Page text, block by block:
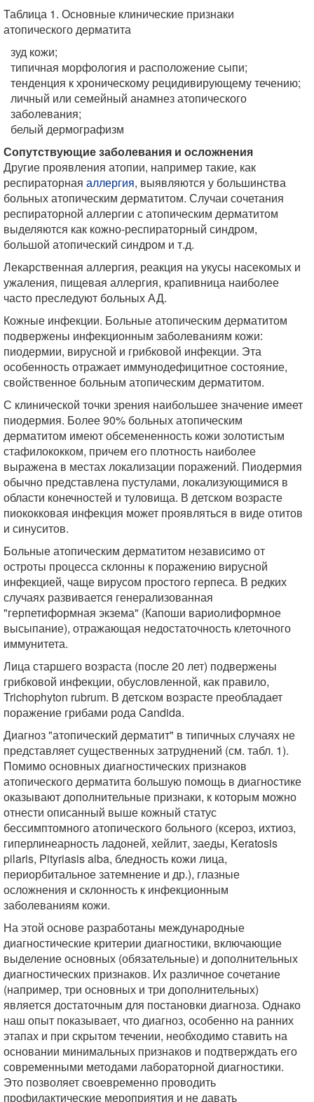
Таблица 1. Основные клинические признаки
атопического дерматита
зуд кожи;
типичная морфология и расположение сыпи;
тенденция к хроническому рецидивирующему течению;
личный или семейный анамнез атопического
заболевания;
белый дермографизм
Сопутствующие заболевания и осложнения
Другие проявления атопии, например такие, как
респираторная аллергия, выявляются у большинства
больных атопическим дерматитом. Случаи сочетания
респираторной аллергии с атопическим дерматитом
выделяются как кожно-респираторный синдром,
большой атопический синдром и т.д.
Лекарственная аллергия, реакция на укусы насекомых и
ужаления, пищевая аллергия, крапивница наиболее
часто преследуют больных АД.
Кожные инфекции. Больные атопическим дерматитом
подвержены инфекционным заболеваниям кожи:
пиодермии, вирусной и грибковой инфекции. Эта
особенность отражает иммунодефицитное состояние,
свойственное больным атопическим дерматитом.
С клинической точки зрения наибольшее значение имеет
пиодермия. Более 90% больных атопическим
дерматитом имеют обсемененность кожи золотистым
стафилококком, причем его плотность наиболее
выражена в местах локализации поражений. Пиодермия
обычно представлена пустулами, локализующимися в
области конечностей и туловища. В детском возрасте
пиококковая инфекция может проявляться в виде отитов
и синуситов.
Больные атопическим дерматитом независимо от
остроты процесса склонны к поражению вирусной
инфекцией, чаще вирусом простого герпеса. В редких
случаях развивается генерализованная
"герпетиформная экзема" (Капоши вариолиформное
высыпание), отражающая недостаточность клеточного
иммунитета.
Лица старшего возраста (после 20 лет) подвержены
грибковой инфекции, обусловленной, как правило,
Trichophyton rubrum. В детском возрасте преобладает
поражение грибами рода Candida.
Диагноз "атопический дерматит" в типичных случаях не
представляет существенных затруднений (см. табл. 1).
Помимо основных диагностических признаков
атопического дерматита большую помощь в диагностике
оказывают дополнительные признаки, к которым можно
отнести описанный выше кожный статус
бессимптомного атопического больного (ксероз, ихтиоз,
гиперлинеарность ладоней, хейлит, заеды, Keratosis
pilaris, Pityriasis alba, бледность кожи лица,
периорбитальное затемнение и др.), глазные
осложнения и склонность к инфекционным
заболеваниям кожи.
На этой основе разработаны международные
диагностические критерии диагностики, включающие
выделение основных (обязательные) и дополнительных
диагностических признаков. Их различное сочетание
(например, три основных и три дополнительных)
является достаточным для постановки диагноза. Однако
наш опыт показывает, что диагноз, особенно на ранних
этапах и при скрытом течении, необходимо ставить на
основании минимальных признаков и подтверждать его
современными методами лабораторной диагностики.
Это позволяет своевременно проводить
профилактические мероприятия и не давать